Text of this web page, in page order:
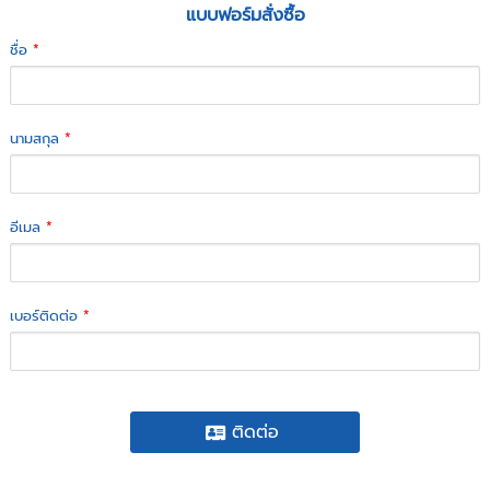
แบบฟอร์มสั่งซื้อ
ชื่อ*
นามสกุล*
อีเมล*
เบอร์ติดต่อ*
ติดต่อ